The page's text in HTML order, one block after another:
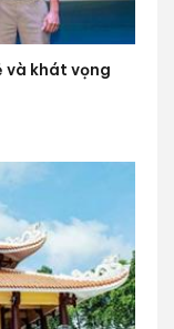
và khát vọng